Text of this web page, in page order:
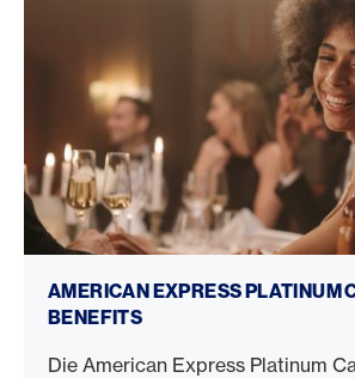
AMERICAN EXPRESS PLATINUM
BENEFITS
Die American Express Platinum